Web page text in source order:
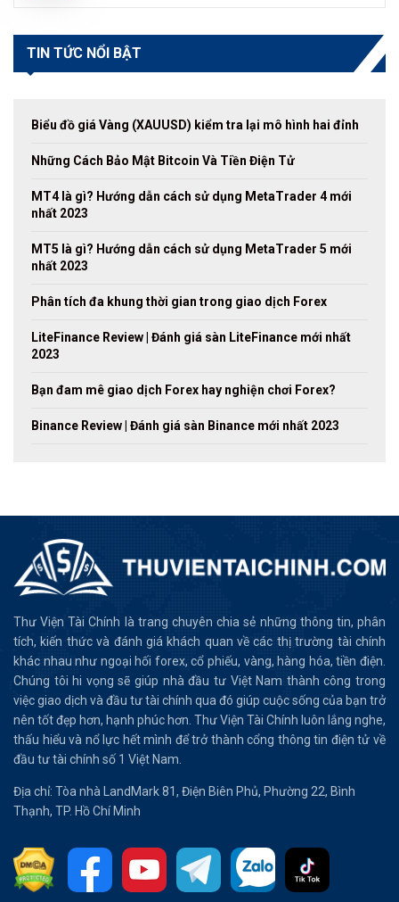
TIN TỨC NỔI BẬT
Biểu đồ giá Vàng (XAUUSD) kiểm tra lại mô hình hai đỉnh
Những Cách Bảo Mật Bitcoin Và Tiền Điện Tử
MT4 là gì? Hướng dẫn cách sử dụng MetaTrader 4 mới
nhất 2023
MT5 là gì? Hướng dẫn cách sử dụng MetaTrader 5 mới
nhất 2023
Phân tích đa khung thời gian trong giao dịch Forex
LiteFinance Review | Đánh giá sàn LiteFinance mới nhất
2023
Bạn đam mê giao dịch Forex hay nghiện chơi Forex?
Binance Review | Đánh giá sàn Binance mới nhất 2023
Thư Viện Tài Chính là trang chuyên chia sẻ những thông tin, phân
tích, kiến thức và đánh giá khách quan về các thị trường tài chính
khác nhau như ngoại hối forex, cổ phiếu, vàng, hàng hóa, tiền điện.
Chúng tôi hi vọng sẽ giúp nhà đầu tư Việt Nam thành công trong
việc giao dịch và đầu tư tài chính qua đó giúp cuộc sống của bạn trở
nên tốt đẹp hơn, hạnh phúc hơn. Thư Viện Tài Chính luôn lắng nghe,
thấu hiểu và nổ lực hết mình để trở thành cổng thông tin điện tử về
đầu tư tài chính số 1 Việt Nam.
Địa chỉ: Tòa nhà LandMark 81, Điện Biên Phủ, Phường 22, Bình
Thạnh, TP. Hồ Chí Minh